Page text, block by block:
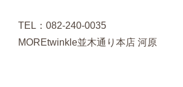
TEL：082-240-0035
MOREtwinkle並木通り本店 河原